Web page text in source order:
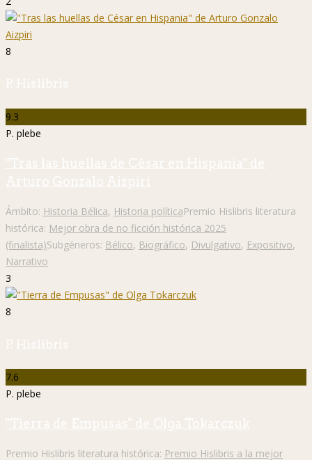
8
P. Hislibris
9.3
P. plebe
"Tras las huellas de César en Hispania" de
Arturo Gonzalo Aizpiri
Ámbito: Historia Bélica, Historia políticaPremio Hislibris literatura
histórica: Mejor obra de no ficción histórica 2025
(finalista)Subgéneros: Bélico, Biográfico, Divulgativo, Expositivo,
Narrativo
3
8
P. Hislibris
7.6
P. plebe
"Tierra de Empusas" de Olga Tokarczuk
Premio Hislibris literatura histórica: Premio Hislibris a la mejor